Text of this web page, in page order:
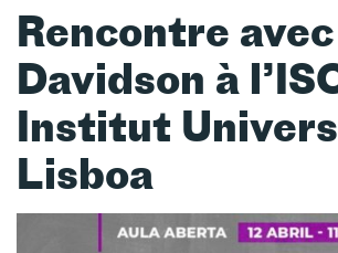
Rencontre
Davidson à
Institut
Lisboa